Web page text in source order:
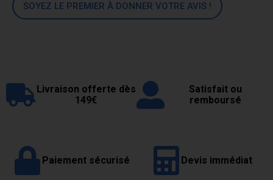
SOYEZ LE PREMIER À DONNER VOTRE AVIS !
Livraison offerte dès
149€
Satisfait ou
remboursé
Paiement sécurisé Devis immédiat